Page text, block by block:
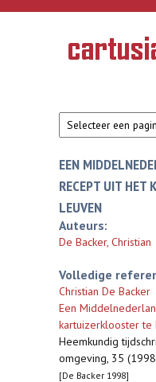
Overslaan en naar de inhoud
Geschiedenis
van de
EEN
RECEPT UIT HET
LEUVEN
Auteurs:
De Backer, Christian
Volledige
Christian De Backer
Een
kartuizerklooster te
Heemkundig
omgeving, 35
[De Backer 1998]